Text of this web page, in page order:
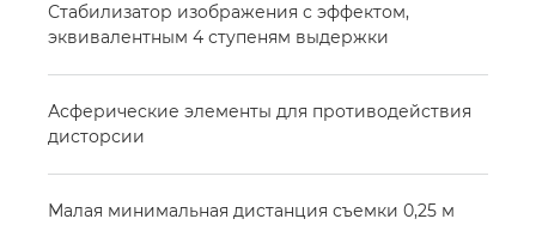
Стабилизатор изображения с эффектом,
эквивалентным 4 ступеням выдержки
Асферические элементы для противодействия
дисторсии
Малая минимальная дистанция съемки 0,25 м